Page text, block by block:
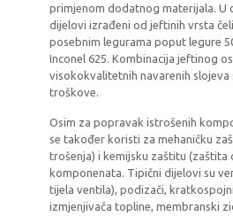
primjenom dodatnog materijala. U
dijelovi izrađeni od jeftinih vrsta
posebnim legurama poput legure
Inconel 625. Kombinacija jeftinog
visokokvalitetnih navarenih slojeva
troškove.
Osim za popravak istrošenih
se također koristi za mehaničku
trošenja) i kemijsku zaštitu (zaštita
komponenata. Tipični dijelovi su
tijela ventila), podizači,
izmjenjivača topline, membranski